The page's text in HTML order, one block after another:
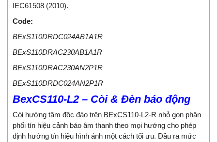
IEC61508 (2010).
Code:
BExS110DRDC024AB1A1R
BExS110DRAC230AB1A1R
BExS110DRAC230AN2P1R
BExS110DRDC024AN2P1R
BexCS110-L2 – Còi & Đèn báo động
Còi hướng tâm độc đáo trên BExCS110-L2-R nhỏ gọn phân
phối tín hiệu cảnh báo âm thanh theo mọi hướng cho phép
định hướng tín hiệu hình ảnh một cách tối ưu. Đầu ra mức